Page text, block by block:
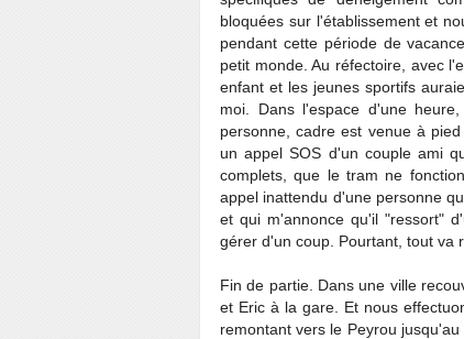
bloquées sur l'établissement et
pendant cette période de
petit monde. Au réfectoire, avec
enfant et les jeunes sportifs
moi. Dans l'espace d'une
personne, cadre est venue à
un appel SOS d'un couple ami
complets, que le tram ne
appel inattendu d'une personne
et qui m'annonce qu'il "ressort"
gérer d'un coup. Pourtant, tout va
Fin de partie. Dans une ville
et Eric à la gare. Et nous
remontant vers le Peyrou